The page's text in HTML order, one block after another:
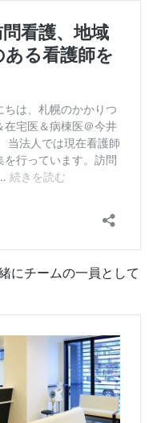
にチームの一員として